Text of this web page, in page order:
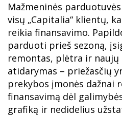
Mažmeninės
visų „Capitalia“ klientų,
reikia finansavimo.
parduoti prieš sezoną,
remontas, plėtra ir
atidarymas – priežasčių
prekybos įmonės dažnai
finansavimą dėl
grafiką ir nedidelius